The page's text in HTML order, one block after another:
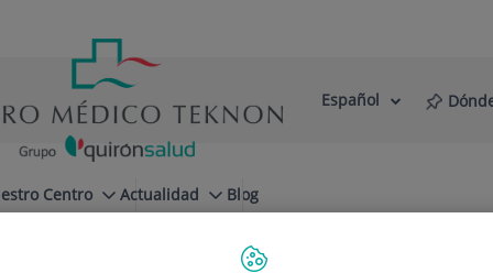
Selector
Idioma
Español
Centro Actualidad Blog